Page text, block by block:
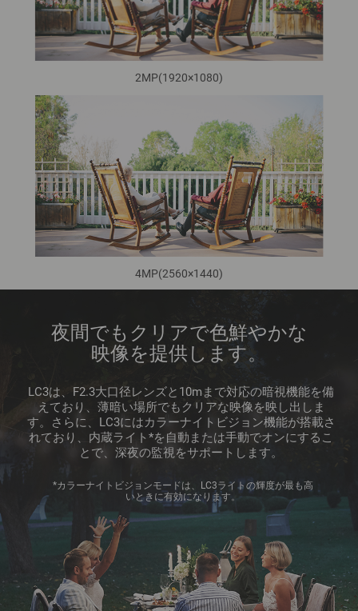
2MP(1920×1080)
4MP(2560×1440)
夜間でもクリアで色鮮やかな
映像を提供します。
LC3は、F2.3大口径レンズと10mまで対応の暗視機能を備
えており、薄暗い場所でもクリアな映像を映し出しま
す。さらに、LC3にはカラーナイトビジョン機能が搭載さ
れており、内蔵ライト*を自動または手動でオンにするこ
とで、深夜の監視をサポートします。
*カラーナイトビジョンモードは、LC3ライトの輝度が最も高
いときに有効になります。